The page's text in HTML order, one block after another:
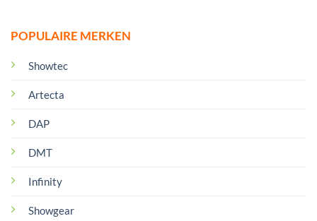
POPULAIRE MERKEN
Showtec
Artecta
DAP
DMT
Infinity
Showgear